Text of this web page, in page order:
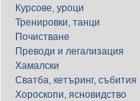
Курсове, уроци
Тренировки, танци
Почистване
Преводи и легализация
Хамалски
Сватба, кетъринг, събития
Хороскопи, ясновидство